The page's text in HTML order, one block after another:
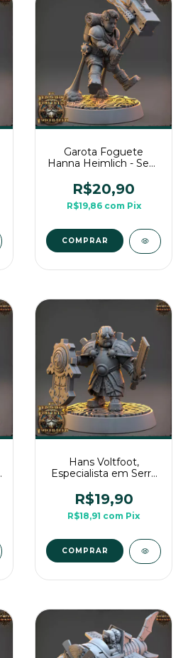
Garota Foguete
Hanna Heimlich - Sem
Médio Para Rpg de
Mesa
R$20,90
R$19,86 com Pix
COMPRAR
Hans Voltfoot,
Especialista em Serra
Miniatura 3D Médio
Para Rpg de Mesa
R$19,90
R$18,91 com Pix
COMPRAR